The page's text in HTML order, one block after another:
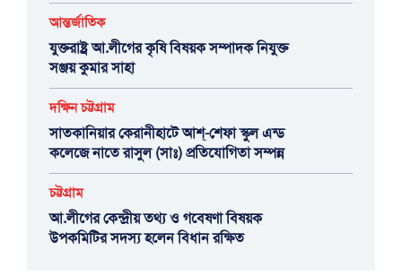
আন্তর্জাতিক
যুক্তরাষ্ট্র আ.লীগের কৃষি বিষয়ক সম্পাদক নিযুক্ত
সঞ্জয় কুমার সাহা
দক্ষিন চট্টগ্রাম
সাতকানিয়ার কেরানীহাটে আশ্-শেফা স্কুল এন্ড
কলেজে নাতে রাসুল (সাঃ) প্রতিযোগিতা সম্পন্ন
চট্টগ্রাম
আ.লীগের কেন্দ্রীয় তথ্য ও গবেষণা বিষয়ক
উপকমিটির সদস্য হলেন বিধান রক্ষিত